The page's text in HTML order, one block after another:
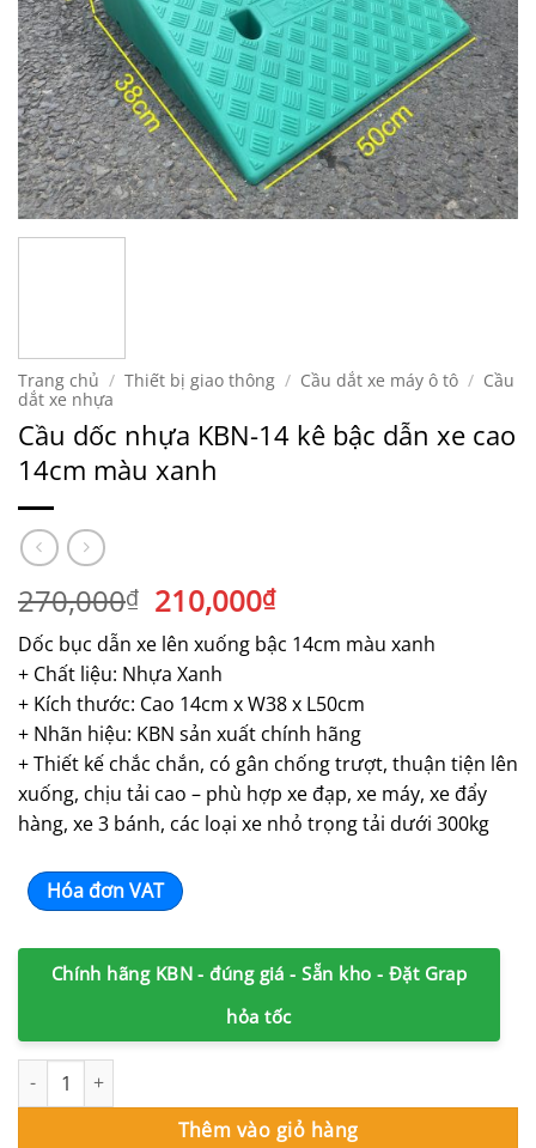
Trang chủ / Thiết bị giao thông / Cầu dắt xe máy ô tô / Cầu
dắt xe nhựa
Cầu dốc nhựa KBN-14 kê bậc dẫn xe cao
14cm màu xanh
270,000₫ Giá
gốc
là:
270,000₫.
210,000₫Giá
hiện
tại
210,000₫.
Dốc bục dẫn xe lên xuống bậc 14cm màu xanh
+ Chất liệu: Nhựa Xanh
+ Kích thước: Cao 14cm x W38 x L50cm
+ Nhãn hiệu: KBN sản xuất chính hãng
+ Thiết kế chắc chắn, có gân chống trượt, thuận tiện lên
xuống, chịu tải cao – phù hợp xe đạp, xe máy, xe đẩy
hàng, xe 3 bánh, các loại xe nhỏ trọng tải dưới 300kg
Hóa đơn VAT
Chính hãng KBN - đúng giá - Sẵn kho - Đặt Grap
hỏa tốc
Cầu dốc nhựa KBN-14 kê bậc dẫn xe cao 14cm màu xanh số
Thêm vào giỏ hàng